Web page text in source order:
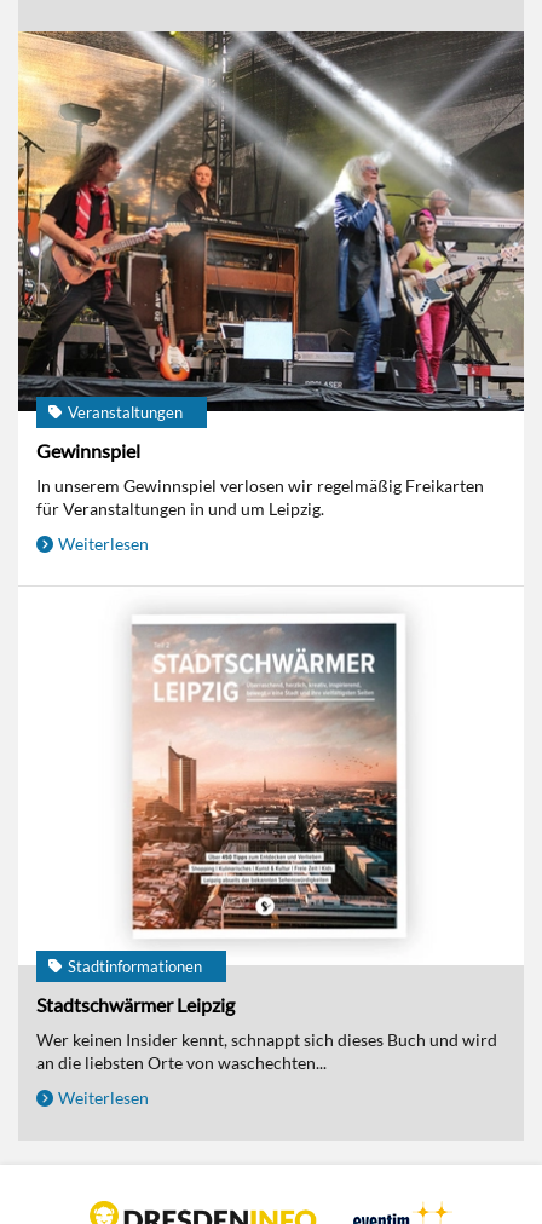
Veranstaltungen
Gewinnspiel
In unserem Gewinnspiel verlosen wir regelmäßig Freikarten
für Veranstaltungen in und um Leipzig.
Weiterlesen
Stadtinformationen
Stadtschwärmer Leipzig
Wer keinen Insider kennt, schnappt sich dieses Buch und wird
an die liebsten Orte von waschechten...
Weiterlesen